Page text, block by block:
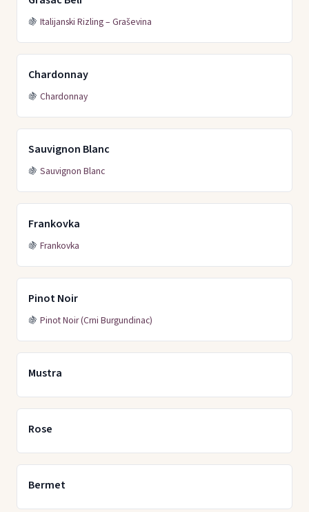
🍇 Italijanski Rizling – Graševina
Chardonnay
🍇 Chardonnay
Sauvignon Blanc
🍇 Sauvignon Blanc
Frankovka
🍇 Frankovka
Pinot Noir
🍇 Pinot Noir (Crni Burgundinac)
Mustra
Rose
Bermet